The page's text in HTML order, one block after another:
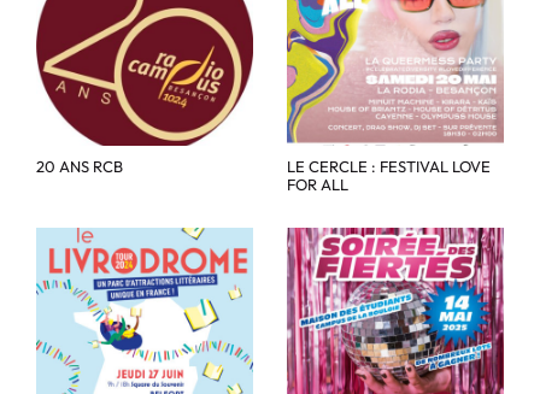
20 ANS RCB
LE CERCLE : FESTIVAL LOVE
FOR ALL